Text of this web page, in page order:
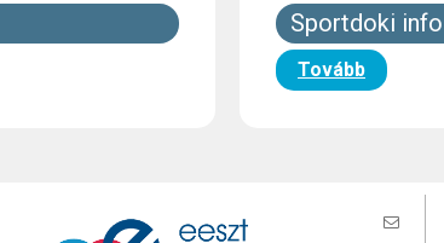
Sportdoki info
Tovább